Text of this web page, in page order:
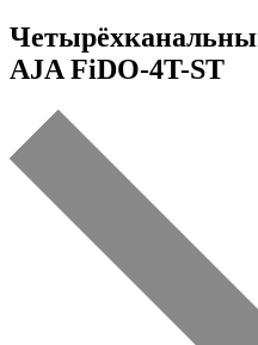
AJA FiDO-4T-ST